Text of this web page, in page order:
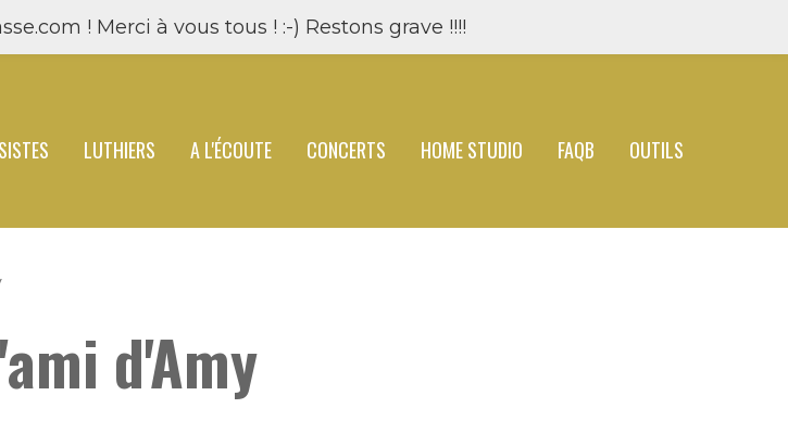
! Merci à vous tous ! :-) Restons grave !!!!
LUTHIERS A L'ÉCOUTE CONCERTS HOME STUDIO FAQB
OUTILS
d'Amy